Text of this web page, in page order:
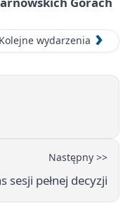
Kolejne wydarzenia
Następny >>
sesji pełnej decyzji